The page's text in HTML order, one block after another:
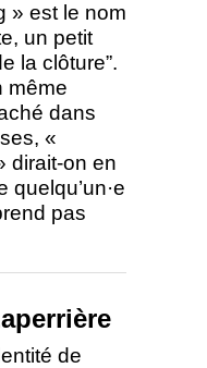
» est le nom
un petit
la clôture”.
même
dans
«
dirait-on en
quelqu’un·e
pas
de